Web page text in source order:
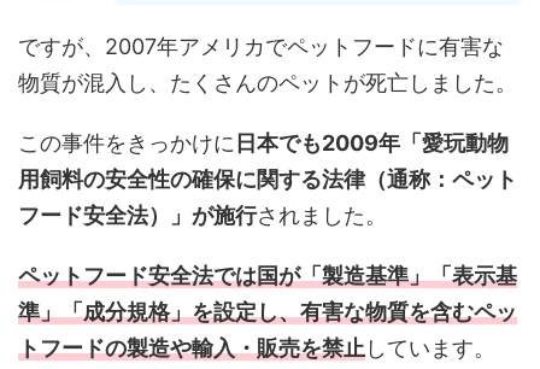
ですが、2007年アメリカでペットフードに有害な
物質が混入し、たくさんのペットが死亡しました。
この事件をきっかけに 日本でも2009年「愛玩動物
用飼料の安全性の確保に関する法律（通称：ペット
フード安全法）」が施行されました。
ペットフード安全法では国が「製造基準」「表示基
準」「成分規格」を設定し、有害な物質を含むペッ
トフードの製造や輸入・販売を禁止しています。